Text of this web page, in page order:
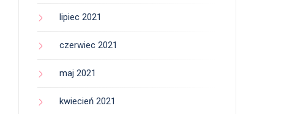
lipiec 2021
czerwiec 2021
maj 2021
kwiecień 2021